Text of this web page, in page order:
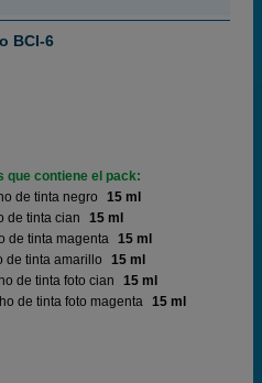
BCI-6
que contiene el pack:
de tinta negro
15 ml
de tinta cian
15 ml
de tinta magenta 15 ml
de tinta amarillo
15 ml
de tinta foto cian
15 ml
de tinta foto magenta 15 ml